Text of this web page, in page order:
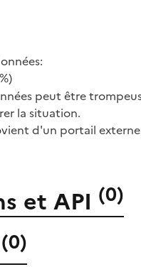
peut être
la situation.
d'un portail
et API (0)
(0)